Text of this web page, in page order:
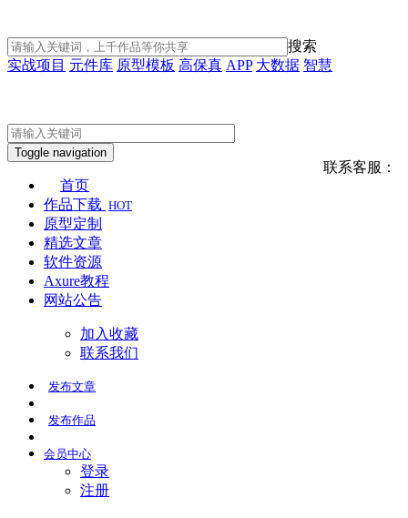
搜索
实战项目 元件库 原型模板 高保真 APP 大数据 智慧
联系客服：
Toggle navigation
首页
作品下载 HOT
原型定制
精选文章
软件资源
Axure教程
网站公告
加入收藏
联系我们
发布文章
发布作品
会员中心
登录
注册